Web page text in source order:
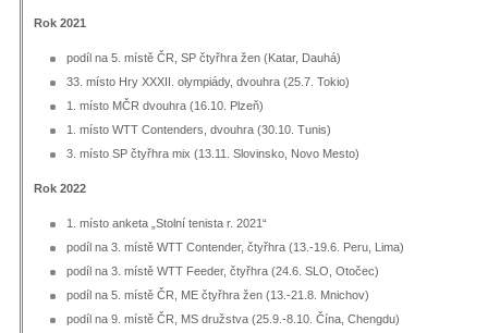
Rok 2021
podíl na 5. místě ČR, SP čtyřhra žen (Katar, Dauhá)
33. místo Hry XXXII. olympiády, dvouhra (25.7. Tokio)
1. místo MČR dvouhra (16.10. Plzeň)
1. místo WTT Contenders, dvouhra (30.10. Tunis)
3. místo SP čtyřhra mix (13.11. Slovinsko, Novo Mesto)
Rok 2022
1. místo anketa „Stolní tenista r. 2021“
podíl na 3. místě WTT Contender, čtyřhra (13.-19.6. Peru, Lima)
podíl na 3. místě WTT Feeder, čtyřhra (24.6. SLO, Otočec)
podíl na 5. místě ČR, ME čtyřhra žen (13.-21.8. Mnichov)
podíl na 9. místě ČR, MS družstva (25.9.-8.10. Čína, Chengdu)